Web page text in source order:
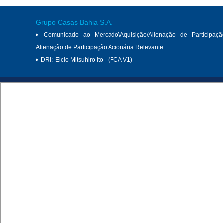
Grupo Casas Bahia S.A.
Comunicado ao Mercado\Aquisição/Alienação de
Alienação de Participação Acionária Relevante
DRI: Elcio Mitsuhiro Ito - (FCA V1)